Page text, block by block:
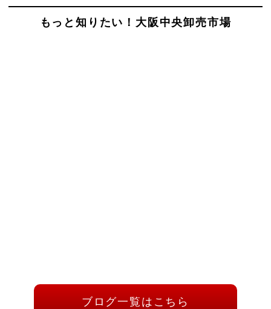
もっと知りたい！大阪中央卸売市場
ブログ一覧はこちら